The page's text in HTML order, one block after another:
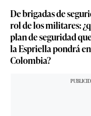
De brigadas de
rol de los militares:
plan de seguridad
la Espriella pondrá
Colombia?